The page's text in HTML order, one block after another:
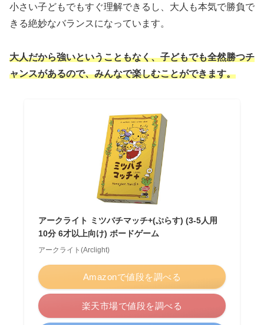
小さい子どもでもすぐ理解できるし、大人も本気で勝負で
きる絶妙なバランスになっています。
大人だから強いということもなく、子どもでも全然勝つチ
ャンスがあるので、みんなで楽しむことができます。
アークライト ミツバチマッチ+(ぷらす) (3-5人用
10分 6才以上向け) ボードゲーム
アークライト(Arclight)
Amazonで値段を調べる
楽天市場で値段を調べる